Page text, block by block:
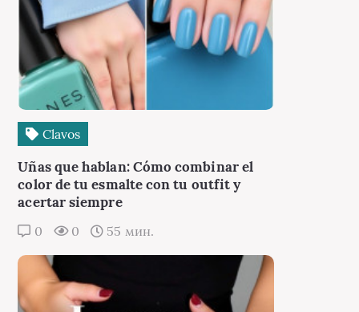
Сlavos
Uñas que hablan: Cómo combinar el
color de tu esmalte con tu outfit y
acertar siempre
0 0 55 мин.